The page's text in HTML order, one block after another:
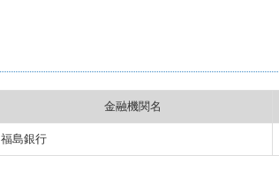
金融機関名
福島銀行